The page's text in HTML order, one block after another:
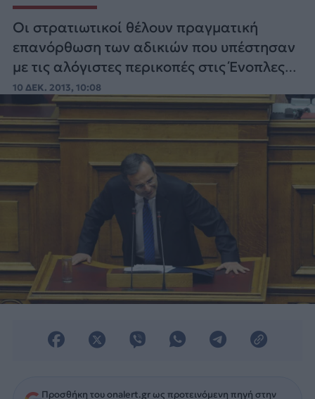
Οι στρατιωτικοί θέλουν πραγματική
επανόρθωση των αδικιών που υπέστησαν
με τις αλόγιστες περικοπές στις Ένοπλες
Δυνάμεις και όχι “βοήθημα”.
10 ΔΕΚ. 2013, 10:08
Προσθήκη του onalert.gr ως προτεινόμενη πηγή στην